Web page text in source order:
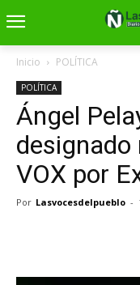
Inicio POLÍTICA
POLÍTICA
Ángel
designado
VOX por
Por Lasvocesdelpueblo -